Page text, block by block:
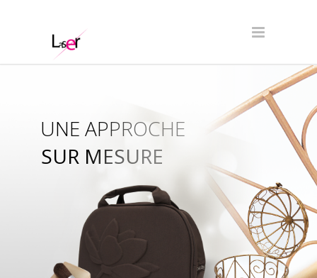
SUR MESURE
UNE APPROCHE